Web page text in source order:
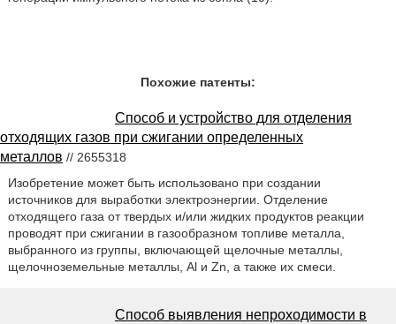
Похожие патенты:
Способ и устройство для отделения
отходящих газов при сжигании определенных
металлов // 2655318
Изобретение может быть использовано при создании
источников для выработки электроэнергии. Отделение
отходящего газа от твердых и/или жидких продуктов реакции
проводят при сжигании в газообразном топливе металла,
выбранного из группы, включающей щелочные металлы,
щелочноземельные металлы, Al и Zn, а также их смеси.
Способ выявления непроходимости в